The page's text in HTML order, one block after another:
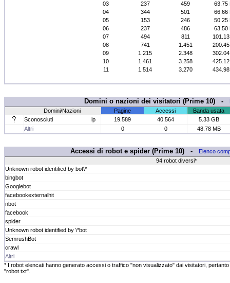
03
237 459
63.75
04
344 501
66.66
05
153 246
50.25
06
237 486
63.50
07
494 811
08
741 1.451
09
1.215 2.348
10
1.461 3.258
11
1.514 3.270
Domini o nazioni dei visitatori (Prime 10) -
Domini/Nazioni
Pagine Accessi
Banda usata
Sconosciuti
ip 19.589 40.564
5.33 GB
Altri
0 0 48.78 MB
Accessi di robot e spider (Prime 10) -
Elenco
94 robot diversi*
Unknown robot identified by bot\*
bingbot
Googlebot
facebookexternalhit
nbot
facebook
spider
Unknown robot identified by \*bot
SemrushBot
crawl
Altri
* I robot elencati hanno generato accessi o traffico "non visualizzato" dai visitatori,
"robot.txt".